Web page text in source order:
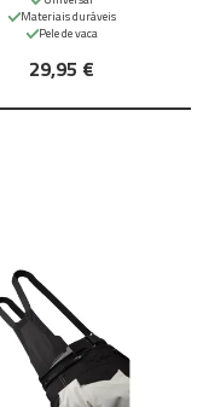
Materiais duráveis
Pele de vaca
29,95 €